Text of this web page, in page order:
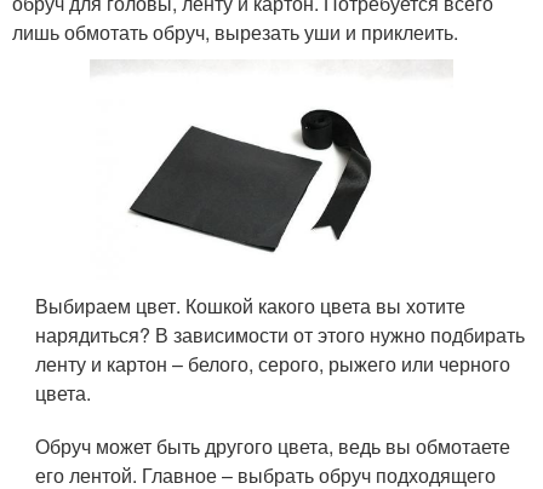
лишь обмотать обруч, вырезать уши и приклеить.
Выбираем цвет. Кошкой какого цвета вы хотите
нарядиться? В зависимости от этого нужно подбирать
ленту и картон – белого, серого, рыжего или черного
цвета.
Обруч может быть другого цвета, ведь вы обмотаете
его лентой. Главное – выбрать обруч подходящего